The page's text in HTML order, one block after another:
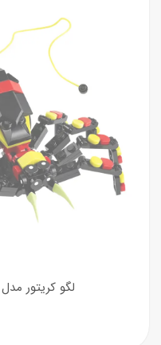
لگو کریتور مدل 31159 حیوانات وحشی